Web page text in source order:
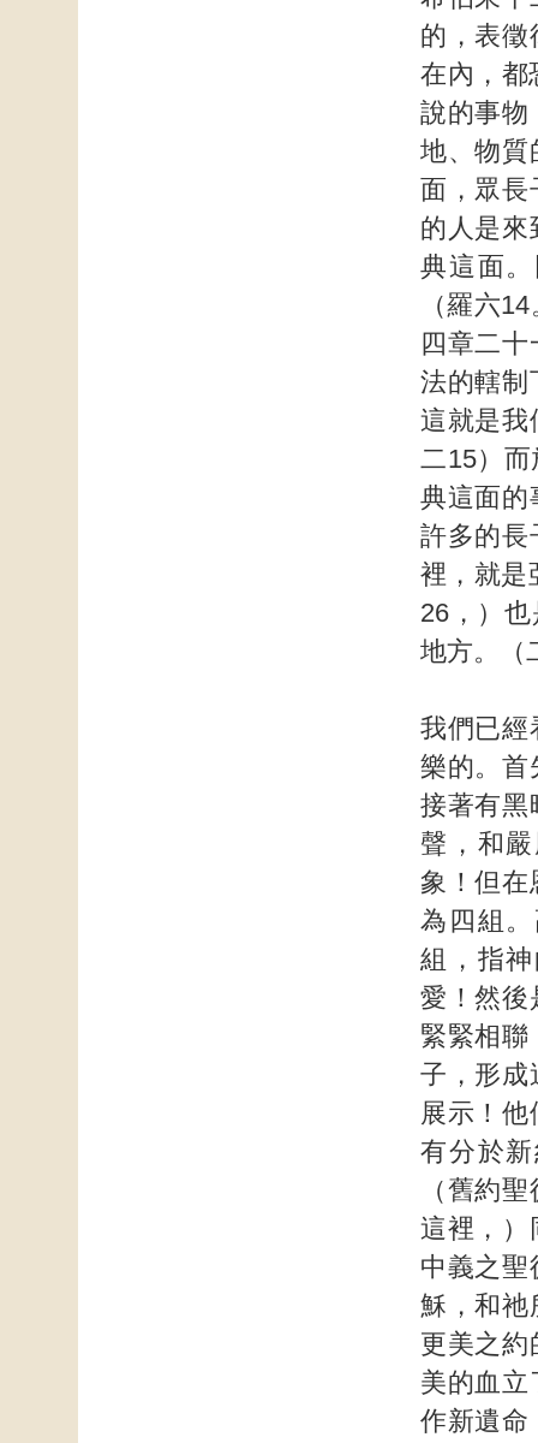
的，表徵
在內，都
說的事物
地、物質
面，眾長
的人是來
典這面
（羅六
四章二
法的轄制
這就是我
二15）
典這面的
許多的長
裡，就是
26，）
地方。（
我們已經
樂的。首
接著有黑
聲，和
象！但在
為四組
組，指
愛！然後
緊緊相聯
子，形成
展示！
有分於
（舊約
這裡，）
中義之聖
穌，和祂
更美之約
美的血立
作新遺命